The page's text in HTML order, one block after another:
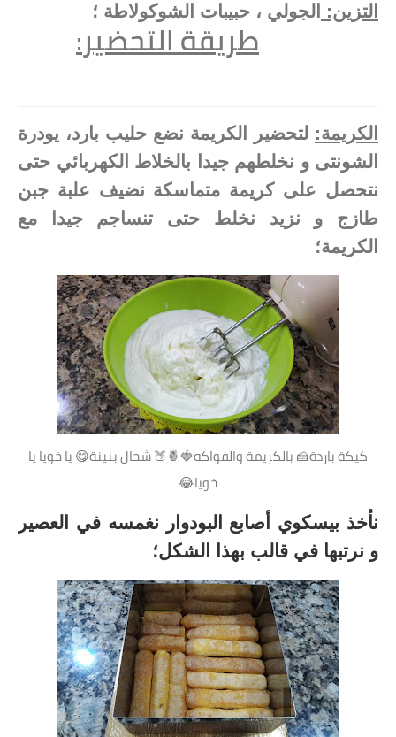
التزين: الجولي ، حبيبات الشوكولاطة ؛
طريقة التحضير:
الكريمة: لتحضير الكريمة نضع حليب بارد، يودرة
الشونتى و نخلطهم جيدا بالخلاط الكهربائي حتى
نتحصل على كريمة متماسكة نضيف علبة جبن
طازج و نزيد نخلط حتى تنساجم جيدا مع
الكريمة؛
كيكة باردة🍰 بالكريمة والفواكه🍓🍍🍑 شحال بنينة😋 يا خويا يا
خويا😂
نأخذ بيسكوي أصابع البودوار نغمسه في العصير
و نرتبها في قالب بهذا الشكل؛